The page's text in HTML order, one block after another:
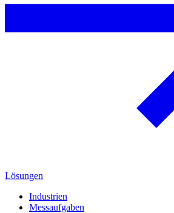
Lösungen
Industrien
Messaufgaben